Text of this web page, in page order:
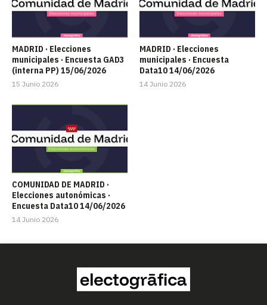
MADRID · Elecciones
municipales · Encuesta GAD3
(interna PP) 15/06/2026
15 Junio 2026
MADRID · Elecciones
municipales · Encuesta
Data10 14/06/2026
14 Junio 2026
COMUNIDAD DE MADRID ·
Elecciones autonómicas ·
Encuesta Data10 14/06/2026
14 Junio 2026